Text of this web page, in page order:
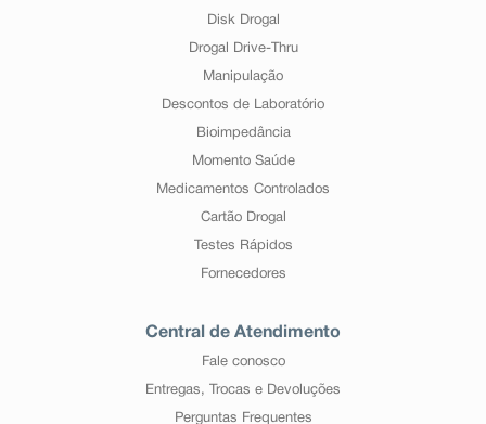
Disk Drogal
Drogal Drive-Thru
Manipulação
Descontos de Laboratório
Bioimpedância
Momento Saúde
Medicamentos Controlados
Cartão Drogal
Testes Rápidos
Fornecedores
Central de Atendimento
Fale conosco
Entregas, Trocas e Devoluções
Perguntas Frequentes